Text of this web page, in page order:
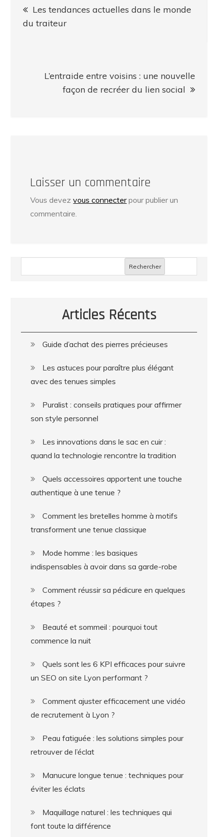
deLes tendances actuelles dans le monde
du traiteur
L’entraide entre voisins : une nouvelle
façon de recréer du lien social
Laisser un commentaire
Vous devezvous connecterpour publier un
commentaire.
Rechercher
Articles Récents
Guide d’achat des pierres précieuses
Les astuces pour paraître plus élégant
avec des tenues simples
Puralist : conseils pratiques pour affirmer
son style personnel
Les innovations dans le sac en cuir :
quand la technologie rencontre la tradition
Quels accessoires apportent une touche
authentique à une tenue ?
Comment les bretelles homme à motifs
transforment une tenue classique
Mode homme : les basiques
indispensables à avoir dans sa garde-robe
Comment réussir sa pédicure en quelques
étapes ?
Beauté et sommeil : pourquoi tout
commence la nuit
Quels sont les 6 KPI efficaces pour suivre
un SEO on site Lyon performant ?
Comment ajuster efficacement une vidéo
de recrutement à Lyon ?
Peau fatiguée : les solutions simples pour
retrouver de l’éclat
Manucure longue tenue : techniques pour
éviter les éclats
Maquillage naturel : les techniques qui
font toute la différence